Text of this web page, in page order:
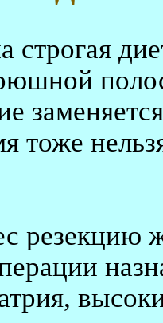
строгая
тоже
резекцию